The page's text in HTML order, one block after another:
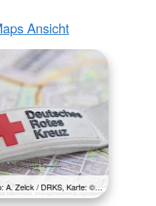
Ansicht
A. Zelck / DRKS, Karte: ©…